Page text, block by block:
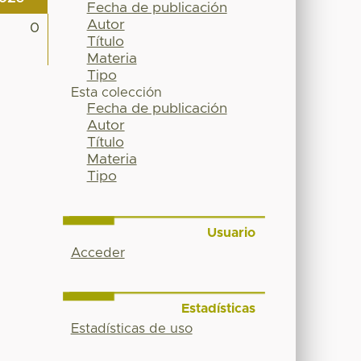
0
Fecha de publicación
Autor
Título
Materia
Tipo
Esta colección
Fecha de publicación
Autor
Título
Materia
Tipo
Usuario
Acceder
Estadísticas
Estadísticas de uso